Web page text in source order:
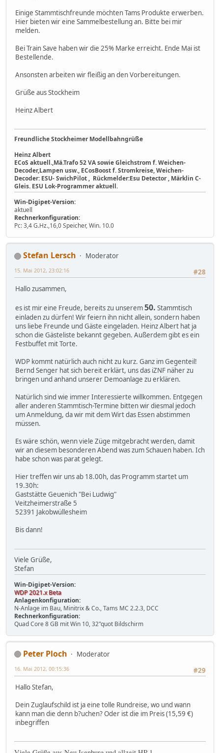
Einige Stammtischfreunde möchten Tams Produkte erwerben.
Hier bieten wir eine Sammelbestellung an. Bitte bei mir
melden.
Bei Train Save haben wir die 25% Marke erreicht. Ende Mai ist
Bestellende.
Ansonsten arbeiten wir fleißig an den Vorbereitungen.
Grüße aus Stockheim
Heinz Albert
Freundliche Stockheimer Modellbahngrüße
Heinz Albert
ECoS aktuell.,Mä.Trafo 52 VA sowie Gleichstrom f. Weichen-
Decoder,Lampen usw., ECosBoost f. Stromkreise, Weichen-
Decoder: ESU- SwichPilot , Rückmelder:Esu Detector , Märklin C-
Gleis. ESU Lok-Programmer aktuell.
Win-Digipet-Version:
aktuell
Rechnerkonfiguration:
Pc: 3,4 G.Hz.,16,0 Speicher, Win. 10.0
Stefan Lersch
Moderator
#28
15. Mai 2012, 23:02:16
Hallo zusammen,
es ist mir eine Freude, bereits zu unserem50. Stammtisch
einladen zu dürfen! Wir feiern ihn nicht allein, sondern haben
uns liebe Freunde und Gäste eingeladen. Heinz Albert hat ja
schon die Gästeliste bekannt gegeben. Außerdem gibt es ein
Festbuffet mit Torte.
WDP kommt natürlich auch nicht zu kurz. Ganz im Gegenteil!
Bernd Senger hat sich bereit erklärt, uns das iZNF näher zu
bringen und anhand unserer Demoanlage zu erklären.
Natürlich sind wie immer Interessierte willkommen. Entgegen
aller anderen Stammtisch-Termine bitten wir diesmal jedoch
um Anmeldung, da wir mit dem Wirt das Essen abstimmen
müssen.
Es wäre schön, wenn viele Züge mitgebracht werden, damit
wir an diesem besonderen Abend was zum Schauen haben. Ich
habe schon was parat gelegt.
Hier treffen wir uns ab 18.00h, das Programm startet um
19.30h:
Gaststätte Geuenich "Bei Ludwig"
Veitzheimerstraße 5
52391 Jakobwüllesheim
Bis dann!
Viele Grüße,
Stefan
Win-Digipet-Version:
WDP 2021.x Beta
Anlagenkonfiguration:
N-Anlage im Bau, Minitrix & Co., Tams MC 2.2.3, DCC
Rechnerkonfiguration:
Quad Core 8 GB mit Win 10, 32"quot Bildschirm
Peter Ploch
Moderator
#29
16. Mai 2012, 00:15:36
Hallo Stefan,
Dein Zuglaufschild ist ja eine tolle Rundreise, wo und wann
kann man die denn b?uchen? Oder ist die im Preis (15,59 €)
inbegriffen